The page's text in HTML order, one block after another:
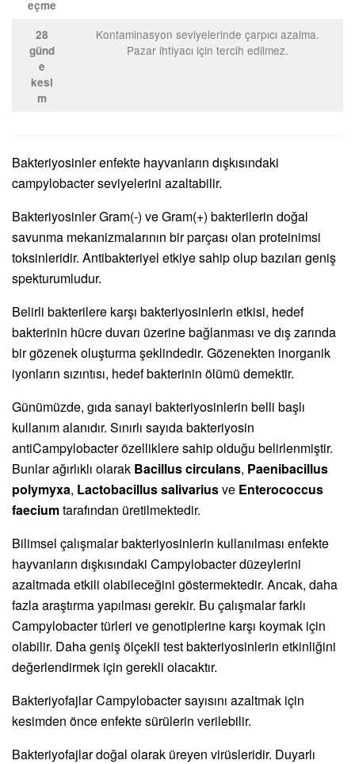
eçme
28
günd
e
kesi
m
Kontaminasyon seviyelerinde çarpıcı azalma.
Pazar ihtiyacı için tercih edilmez.
Bakteriyosinler enfekte hayvanların dışkısındaki
campylobacter seviyelerini azaltabilir.
Bakteriyosinler Gram(-) ve Gram(+) bakterilerin doğal
savunma mekanizmalarının bir parçası olan proteinimsi
toksinleridir. Antibakteriyel etkiye sahip olup bazıları geniş
spekturumludur.
Belirli bakterilere karşı bakteriyosinlerin etkisi, hedef
bakterinin hücre duvarı üzerine bağlanması ve dış zarında
bir gözenek oluşturma şeklindedir. Gözenekten inorganik
iyonların sızıntısı, hedef bakterinin ölümü demektir.
Günümüzde, gıda sanayi bakteriyosinlerin belli başlı
kullanım alanıdır. Sınırlı sayıda bakteriyosin
antiCampylobacter özelliklere sahip olduğu belirlenmiştir.
Bunlar ağırlıklı olarak Bacillus circulans, Paenibacillus
polymyxa, Lactobacillus salivariusve Enterococcus
faeciumtarafından üretilmektedir.
Bilimsel çalışmalar bakteriyosinlerin kullanılması enfekte
hayvanların dışkısındaki Campylobacter düzeylerini
azaltmada etkili olabileceğini göstermektedir. Ancak, daha
fazla araştırma yapılması gerekir. Bu çalışmalar farklı
Campylobacter türleri ve genotiplerine karşı koymak için
olabilir. Daha geniş ölçekli test bakteriyosinlerin etkinliğini
değerlendirmek için gerekli olacaktır.
Bakteriyofajlar Campylobacter sayısını azaltmak için
kesimden önce enfekte sürülerin verilebilir.
Bakteriyofajlar doğal olarak üreyen virüsleridir. Duyarlı